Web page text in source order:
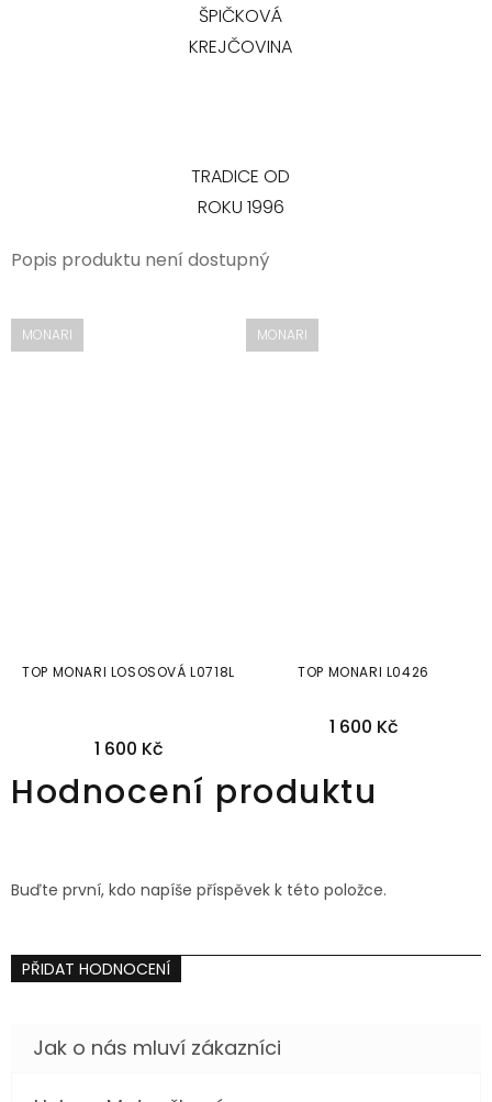
ŠPIČKOVÁ
KREJČOVINA
TRADICE OD
ROKU 1996
Popis produktu není dostupný
MONARI
TOP MONARI LOSOSOVÁ L0718L
1 600 Kč
MONARI
TOP MONARI L0426
1 600 Kč
Hodnocení produktu
Buďte první, kdo napíše příspěvek k této položce.
PŘIDAT HODNOCENÍ